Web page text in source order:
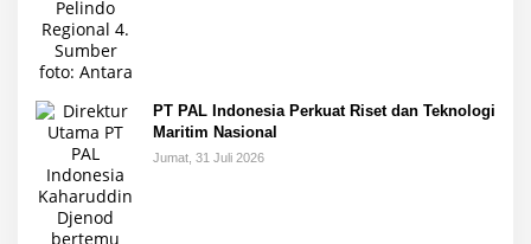
PT PAL Indonesia Perkuat Riset dan Teknologi
Maritim Nasional
Jumat, 31 Juli 2026